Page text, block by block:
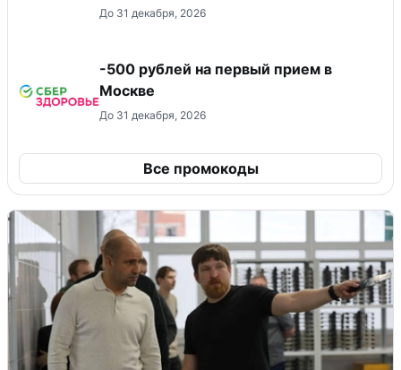
До 31 декабря, 2026
-500 рублей на первый прием в
Москве
До 31 декабря, 2026
Все промокоды